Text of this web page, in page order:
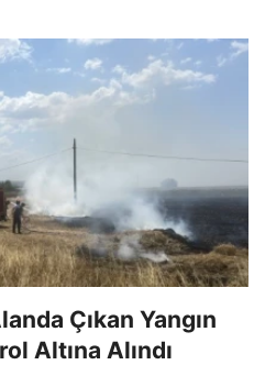
Çıkan Yangın
Altına Alındı